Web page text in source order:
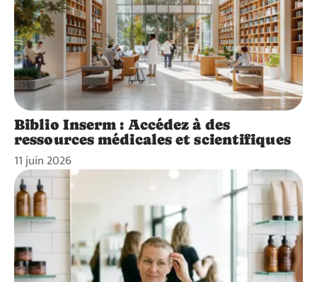
Biblio Inserm : Accédez à des
ressources médicales et scientifiques
11 juin 2026